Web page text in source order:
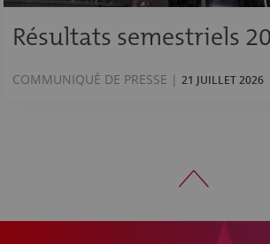
Résultats semestriels
COMMUNIQUÉ DE PRESSE | 21 JUILLET 2026